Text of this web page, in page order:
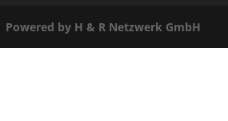
Powered by H & R Netzwerk GmbH